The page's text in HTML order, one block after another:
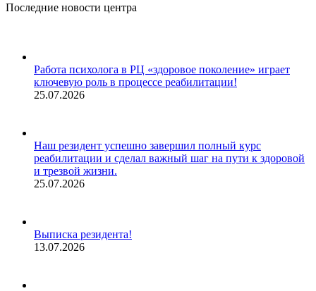
Страница
новом
Страница
новом
Страница
новом
Последние новости центра
Работа психолога в РЦ «здоровое поколение» играет
ключевую роль в процессе реабилитации!
25.07.2026
Наш резидент успешно завершил полный курс
реабилитации и сделал важный шаг на пути к здоровой
и трезвой жизни.
25.07.2026
Выписка резидента!
13.07.2026